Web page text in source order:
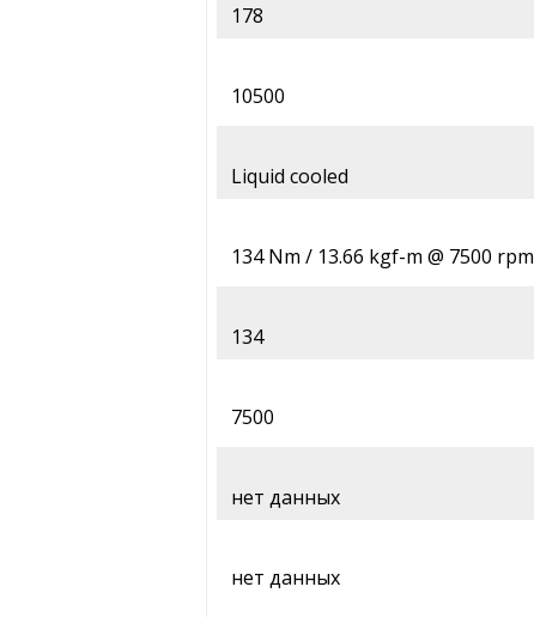
178
10500
Liquid cooled
134 Nm / 13.66 kgf-m @ 7500 rpm
134
7500
нет данных
нет данных